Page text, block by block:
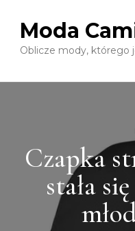
Moda
Oblicze mody, którego
Czapka
stała